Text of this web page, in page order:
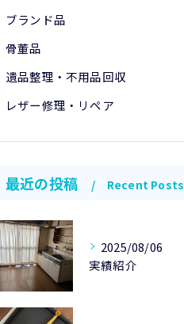
ブランド品
骨董品
遺品整理・不用品回収
レザー修理・リペア
最近の投稿 Recent Posts
2025/08/06
実績紹介